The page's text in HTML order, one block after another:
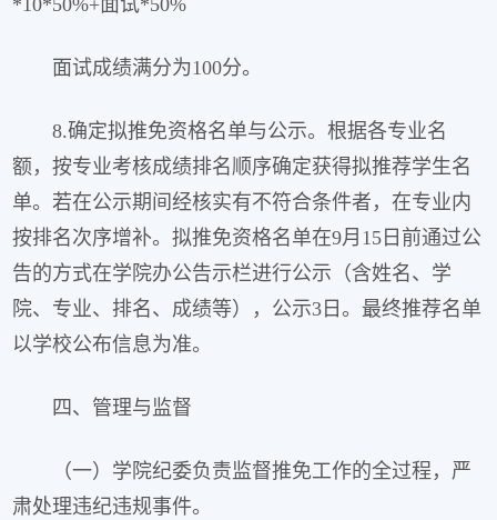
*10*50%+面试*50%
面试成绩满分为100分。
8.确定拟推免资格名单与公示。根据各专业名
额，按专业考核成绩排名顺序确定获得拟推荐学生名
单。若在公示期间经核实有不符合条件者，在专业内
按排名次序增补。拟推免资格名单在9月15日前通过公
告的方式在学院办公告示栏进行公示（含姓名、学
院、专业、排名、成绩等），公示3日。最终推荐名单
以学校公布信息为准。
四、管理与监督
（一）学院纪委负责监督推免工作的全过程，严
肃处理违纪违规事件。